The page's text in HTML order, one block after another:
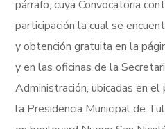
párrafo, cuya Convocatoria
participación la cual se
y obtención gratuita en la
y en las oficinas de la
Administración, ubicadas en
la Presidencia Municipal de